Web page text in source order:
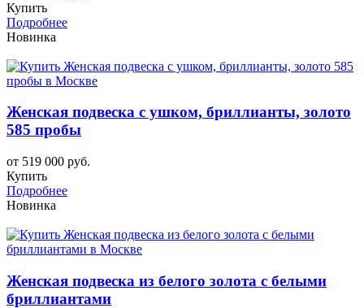
Купить
Подробнее
Новинка
Женская подвеска с ушком, бриллианты, золото
585 пробы
от 519 000 руб.
Купить
Подробнее
Новинка
Женская подвеска из белого золота с белыми
бриллиантами